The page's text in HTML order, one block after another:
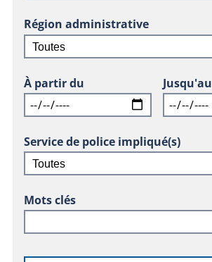
Région administrative
À partir du Jusqu'au
Service de police impliqué(s)
Mots clés